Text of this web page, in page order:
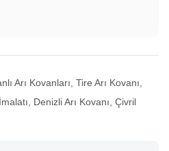
Arı Kovanları, Tire Arı Kovanı,
Denizli Arı Kovanı, Çivril